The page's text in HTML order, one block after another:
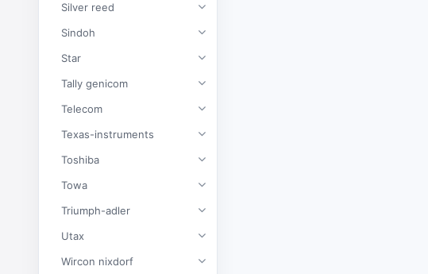
Silver reed
Sindoh
Star
Tally genicom
Telecom
Texas-instruments
Toshiba
Towa
Triumph-adler
Utax
Wircon nixdorf